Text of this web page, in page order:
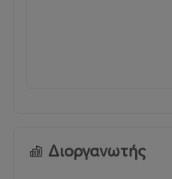
Διοργανωτής